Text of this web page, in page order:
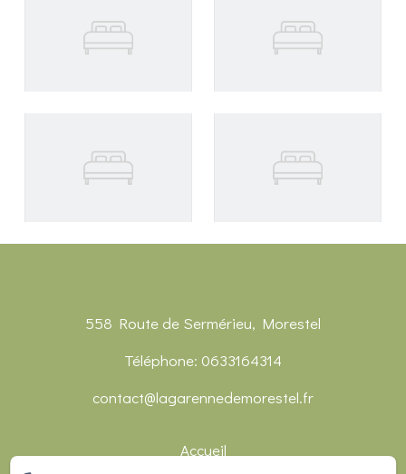
558 Route de Sermérieu, Morestel
Téléphone: 0633164314
contact@lagarennedemorestel.fr
Accueil